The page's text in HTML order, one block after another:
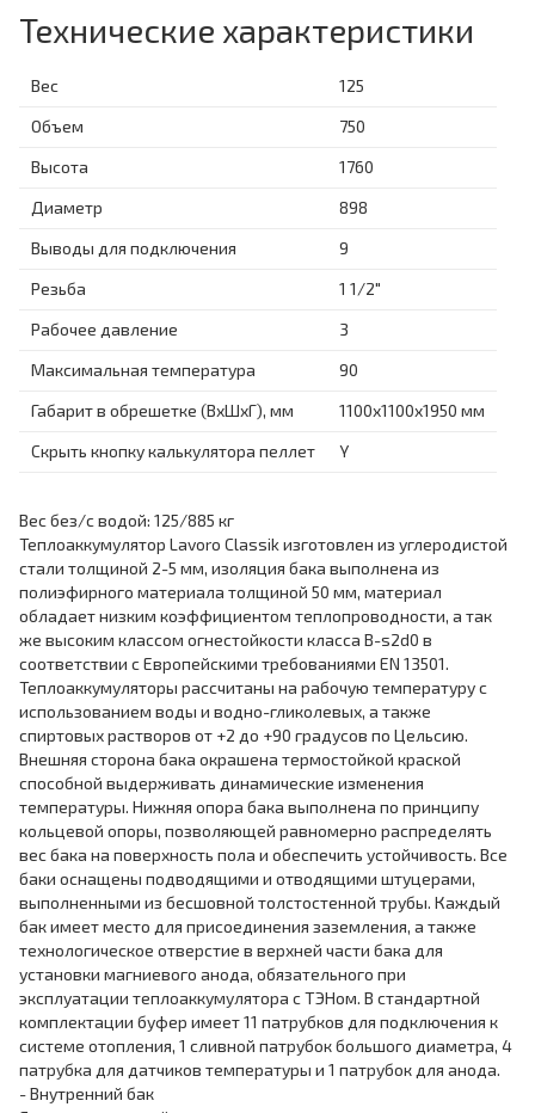
Технические характеристики
Вес
125
Объем
750
Высота
1760
Диаметр
898
Выводы для подключения
9
Резьба
1 1/2"
Рабочее давление
3
Максимальная температура
90
Габарит в обрешетке (ВхШхГ), мм
1100х1100х1950 мм
Скрыть кнопку калькулятора пеллет
Y
Вес без/с водой: 125/885 кг
Теплоаккумулятор Lavoro Classik изготовлен из углеродистой
стали толщиной 2-5 мм, изоляция бака выполнена из
полиэфирного материала толщиной 50 мм, материал
обладает низким коэффициентом теплопроводности, а так
же высоким классом огнестойкости класса B-s2d0 в
соответствии с Европейскими требованиями EN 13501.
Теплоаккумуляторы рассчитаны на рабочую температуру с
использованием воды и водно-гликолевых, а также
спиртовых растворов от +2 до +90 градусов по Цельсию.
Внешняя сторона бака окрашена термостойкой краской
способной выдерживать динамические изменения
температуры. Нижняя опора бака выполнена по принципу
кольцевой опоры, позволяющей равномерно распределять
вес бака на поверхность пола и обеспечить устойчивость. Все
баки оснащены подводящими и отводящими штуцерами,
выполненными из бесшовной толстостенной трубы. Каждый
бак имеет место для присоединения заземления, а также
технологическое отверстие в верхней части бака для
установки магниевого анода, обязательного при
эксплуатации теплоаккумулятора с ТЭНом. В стандартной
комплектации буфер имеет 11 патрубков для подключения к
системе отопления, 1 сливной патрубок большого диаметра, 4
патрубка для датчиков температуры и 1 патрубок для анода.
- Внутренний бак